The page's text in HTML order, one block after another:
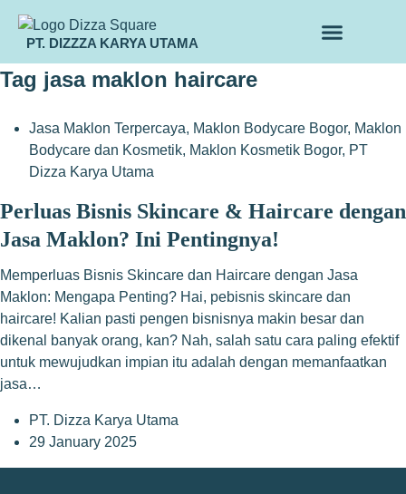
PT. DIZZZA KARYA UTAMA
Tag jasa maklon haircare
Jasa Maklon Terpercaya, Maklon Bodycare Bogor, Maklon
Bodycare dan Kosmetik, Maklon Kosmetik Bogor, PT
Dizza Karya Utama
Perluas Bisnis Skincare & Haircare dengan
Jasa Maklon? Ini Pentingnya!
Memperluas Bisnis Skincare dan Haircare dengan Jasa
Maklon: Mengapa Penting? Hai, pebisnis skincare dan
haircare! Kalian pasti pengen bisnisnya makin besar dan
dikenal banyak orang, kan? Nah, salah satu cara paling efektif
untuk mewujudkan impian itu adalah dengan memanfaatkan
jasa…
PT. Dizza Karya Utama
29 January 2025